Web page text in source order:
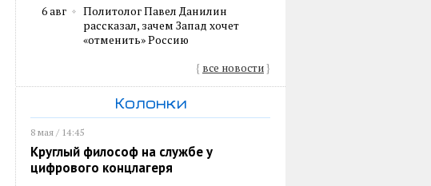
6 авг
Политолог Павел Данилин
рассказал, зачем Запад хочет
«отменить» Россию
{ все новости}
Колонки
8 мая / 14:45
Круглый философ на службе у
цифрового концлагеря